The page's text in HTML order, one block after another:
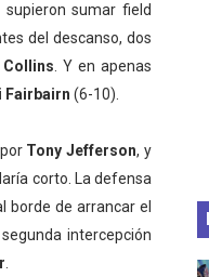
sumar field
del descanso, dos
Collins . Y en apenas
Fairbairn (6-10).
Tony Jefferson, y
corto. La defensa
borde de arrancar el
intercepción